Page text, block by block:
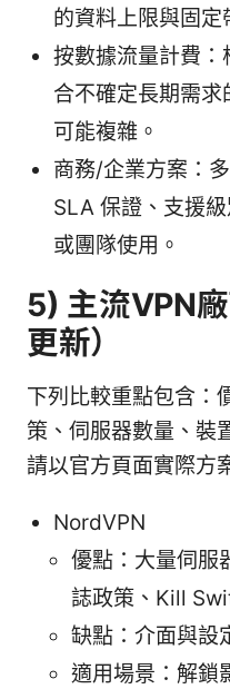
的資料上限與固定
按數據流量計費：
合不確定長期需
可能複雜。
商務/企業方案：
SLA 保證、支援
或團隊使用。
5) 主流VPN
更新）
下列比較重點包含：
策、伺服器數量、裝
請以官方頁面實際方
NordVPN
優點：大量伺服
誌政策、Kill
缺點：介面與設
適用場景：解鎖